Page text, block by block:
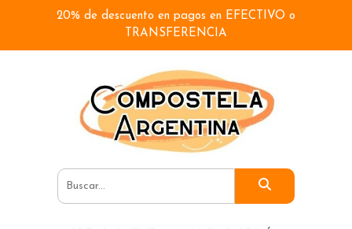
20% de descuento en pagos en EFECTIVO o
TRANSFERENCIA